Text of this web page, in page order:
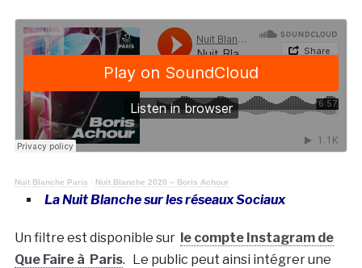
Nuit Blanche Paris · Nuit Blanche 2020 – Boris Achour
La Nuit Blanche sur les réseaux Sociaux
Un filtre est disponible sur le compte Instagram de
Que Faire à Paris. Le public peut ainsi intégrer une